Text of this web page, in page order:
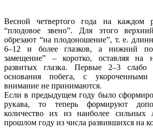
Весной четвертого года на каждом
“плодовое звено”. Для этого
обрезают “на плодоношение”, т. е.
6–12 и более глазков, а нижний
замещение” – коротко, оставляя на
развитых глазка. Первые 2–3 слабо
основания побега, с
внимание не принимаются.
Если в предыдущем году было
рукава, то теперь формируют
количество их из наиболее сильных
прошлом году из числа развившихся на